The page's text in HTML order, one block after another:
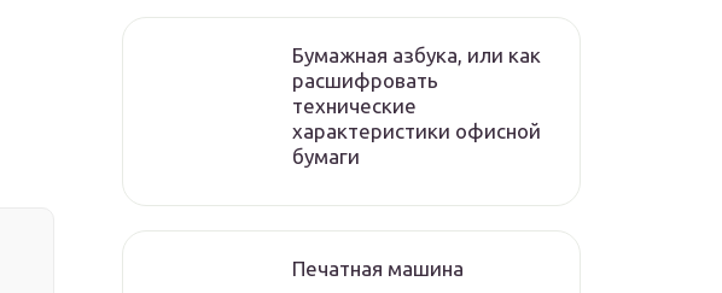
Бумажная азбука, или как
расшифровать
технические
характеристики офисной
бумаги
Печатная машина